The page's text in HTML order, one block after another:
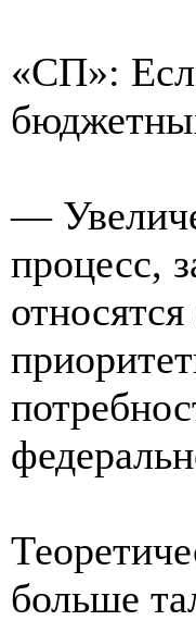
«СП»:
—
процесс,
больше